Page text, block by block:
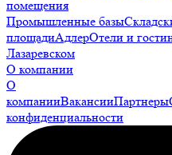
помещения
Промышленные базы
площадиАдлерОтели и
Лазаревском
О компании
О
компанииВакансииПартнеры
конфиденциальности